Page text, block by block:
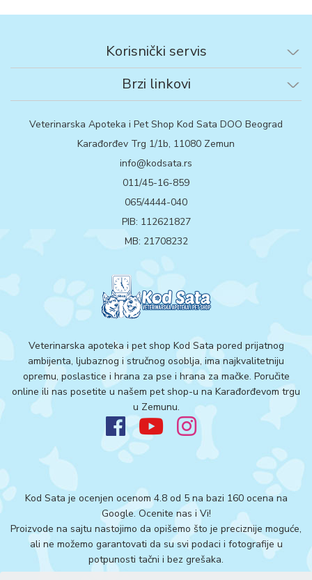
Korisnički servis
Brzi linkovi
Veterinarska Apoteka i Pet Shop Kod Sata DOO Beograd
Karađorđev Trg 1/1b, 11080 Zemun
info@kodsata.rs
011/45-16-859
065/4444-040
PIB: 112621827
MB: 21708232
Veterinarska apoteka i pet shop Kod Sata pored prijatnog
ambijenta, ljubaznog i stručnog osoblja, ima najkvalitetniju
opremu, poslastice i hrana za pse i hrana za mačke. Poručite
online ili nas posetite u našem pet shop-u na Karađorđevom trgu
u Zemunu.
Kod Sata je ocenjen ocenom 4.8 od 5 na bazi 160 ocena na
Google.Ocenite nas i Vi!
Proizvode na sajtu nastojimo da opišemo što je preciznije moguće,
ali ne možemo garantovati da su svi podaci i fotografije u
potpunosti tačni i bez grešaka.